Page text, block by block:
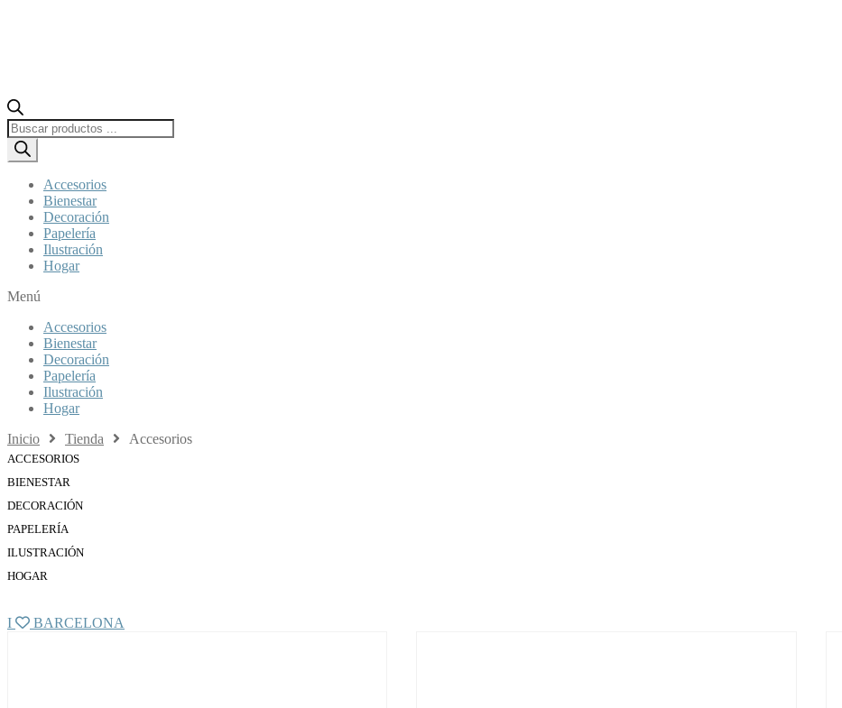
Búsqueda
de
productos
Accesorios
Bienestar
Decoración
Papelería
Ilustración
Hogar
Menú
Accesorios
Bienestar
Decoración
Papelería
Ilustración
Hogar
Inicio
Tienda Accesorios
ACCESORIOS
BIENESTAR
DECORACIÓN
PAPELERÍA
ILUSTRACIÓN
HOGAR
I BARCELONA